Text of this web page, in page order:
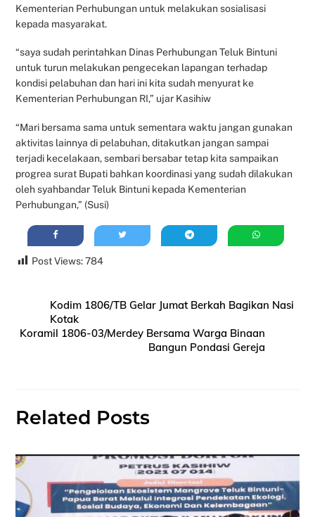
Kementerian Perhubungan untuk melakukan sosialisasi
kepada masyarakat.
“saya sudah perintahkan Dinas Perhubungan Teluk Bintuni
untuk turun melakukan pengecekan lapangan terhadap
kondisi pelabuhan dan hari ini kita sudah menyurat ke
Kementerian Perhubungan RI,” ujar Kasihiw
“Mari bersama sama untuk sementara waktu jangan gunakan
aktivitas lainnya di pelabuhan, ditakutkan jangan sampai
terjadi kecelakaan, sembari bersabar tetap kita sampaikan
progrea surat Bupati bahkan koordinasi yang sudah dilakukan
oleh syahbandar Teluk Bintuni kepada Kementerian
Perhubungan,” (Susi)
Post Views: 784
Kodim 1806/TB Gelar Jumat Berkah Bagikan Nasi
Kotak
Koramil 1806-03/Merdey Bersama Warga Binaan
Bangun Pondasi Gereja
Related Posts